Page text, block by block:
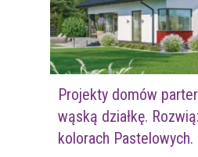
Projekty domów
wąską działkę.
kolorach Pastelowych.